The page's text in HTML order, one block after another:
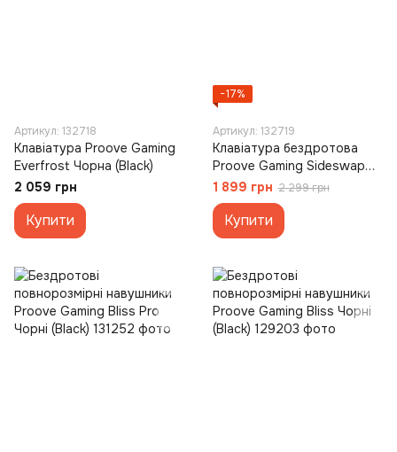
Артикул: 132718
Клавіатура Proove Gaming
Everfrost Чорна (Black)
2 059 грн
Купити
−17%
Артикул: 132719
Клавіатура бездротова
Proove Gaming Sideswap
Чорна (Black)
1 899 грн 2 299 грн
Купити